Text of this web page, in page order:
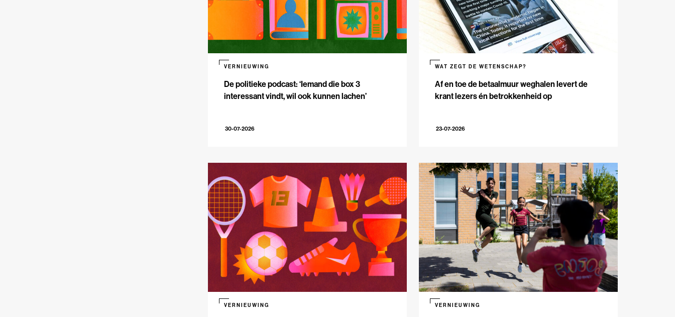
De politieke podcast: ‘Iemand die box 3
interessant vindt, wil ook kunnen lachen’
VERNIEUWING
30-07-2026
Af en toe de betaalmuur weghalen levert de
krant lezers én betrokkenheid op
WAT ZEGT DE WETENSCHAP?
23-07-2026
VERNIEUWING VERNIEUWING